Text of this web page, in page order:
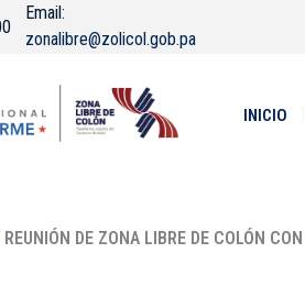
Email:
zonalibre@zolicol.gob.pa
INICIO
DE ZONA LIBRE DE COLÓN